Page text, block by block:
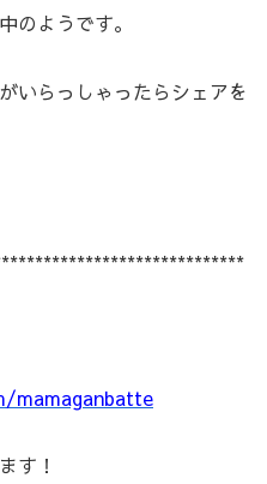
のようです。
いらっしゃったらシェアを
mamaganbatte
す！